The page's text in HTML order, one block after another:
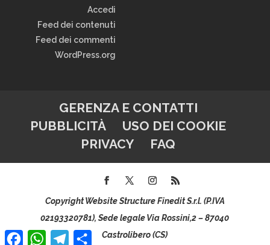
Accedi
Feed dei contenuti
Feed dei commenti
WordPress.org
GERENZA E CONTATTI
PUBBLICITÀ
USO DEI COOKIE
PRIVACY
FAQ
Copyright Website Structure Finedit S.r.l. (P.IVA
02193320781), Sede legale Via Rossini,2 – 87040
Castrolibero (CS)
Facebook
WhatsAppTelegram
Condividi